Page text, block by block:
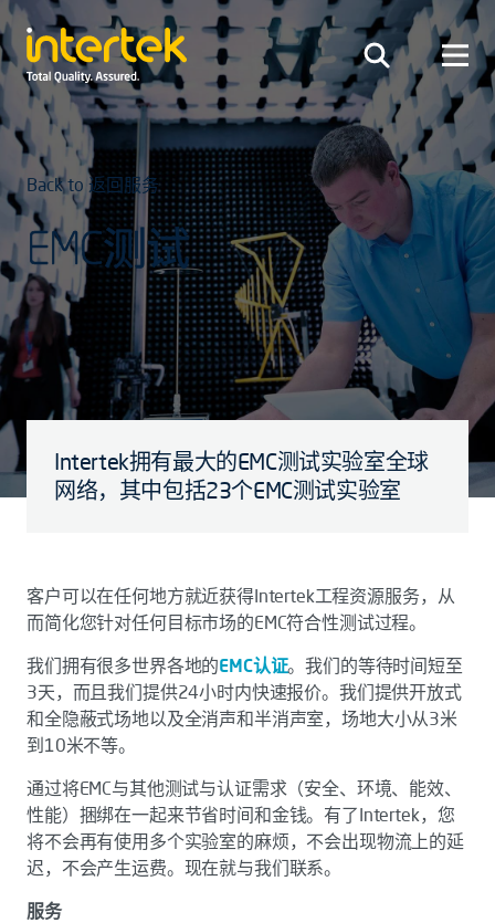
Back to 返回服务
EMC测试
Intertek拥有最大的EMC测试实验室全球
网络，其中包括23个EMC测试实验室
客户可以在任何地方就近获得Intertek工程资源服务，从
而简化您针对任何目标市场的EMC符合性测试过程。
我们拥有很多世界各地的EMC认证。我们的等待时间短至
3天，而且我们提供24小时内快速报价。我们提供开放式
和全隐蔽式场地以及全消声和半消声室，场地大小从3米
到10米不等。
通过将EMC与其他测试与认证需求（安全、环境、能效、
性能）捆绑在一起来节省时间和金钱。有了Intertek，您
将不会再有使用多个实验室的麻烦，不会出现物流上的延
迟，不会产生运费。现在就与我们联系。
服务